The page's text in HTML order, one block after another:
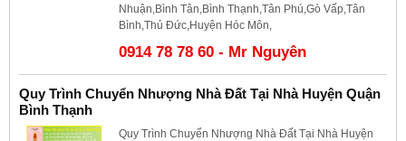
Nhuận,Bình Tân,Bình Thạnh,Tân Phú,Gò Vấp,Tân
Bình,Thủ Đức,Huyện Hóc Môn,
0914 78 78 60 - Mr Nguyên
Quy Trình Chuyển Nhượng Nhà Đất Tại Nhà Huyện Quận
Bình Thạnh
Quy Trình Chuyển Nhượng Nhà Đất Tại Nhà Huyện